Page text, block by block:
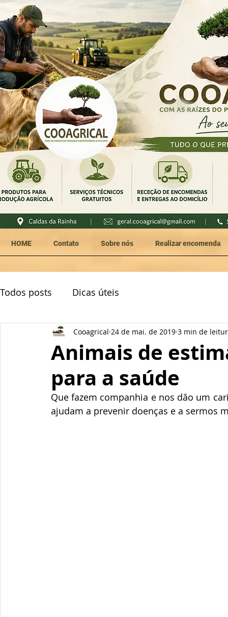
HOME Contato Sobre nós Realizar encomenda
Todos posts Dicas úteis
Animais de
para a saúde
Cooagrical 24 de mai. de 2019 3 min de
Que fazem companhia e nos dão um
ajudam a prevenir doenças e a sermos